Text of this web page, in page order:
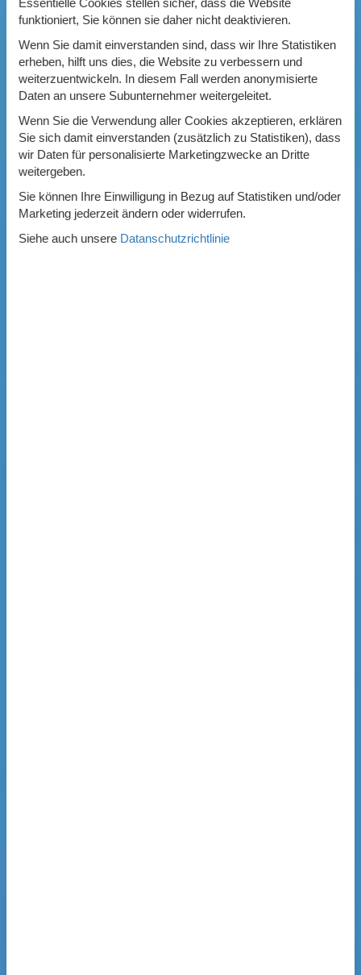
funktioniert, Sie können sie daher nicht deaktivieren.
Wenn Sie damit einverstanden sind, dass wir Ihre Statistiken
erheben, hilft uns dies, die Website zu verbessern und
weiterzuentwickeln. In diesem Fall werden anonymisierte
Daten an unsere Subunternehmer weitergeleitet.
Wenn Sie die Verwendung aller Cookies akzeptieren, erklären
Sie sich damit einverstanden (zusätzlich zu Statistiken), dass
wir Daten für personalisierte Marketingzwecke an Dritte
weitergeben.
Sie können Ihre Einwilligung in Bezug auf Statistiken und/oder
Marketing jederzeit ändern oder widerrufen.
Siehe auch unsere Datanschutzrichtlinie